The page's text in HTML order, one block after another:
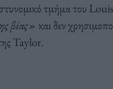
τμήμα του
βίας» και δεν
Taylor.